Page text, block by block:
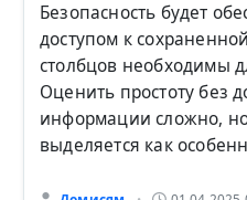
Безопасность будет
доступом к
столбцов необходимы
Оценить простоту без
информации сложно,
выделяется как